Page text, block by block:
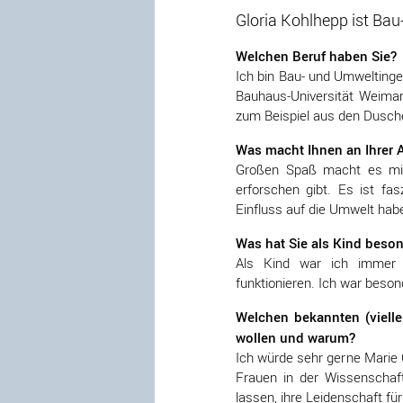
Gloria Kohlhepp ist
Welchen Beruf haben Sie?
Ich bin Bau- und
Bauhaus-Universität
zum Beispiel aus den
Was macht Ihnen an Ihrer
Großen Spaß macht es
erforschen gibt. Es ist
Einfluss auf die Umwelt
Was hat Sie als Kind
Als Kind war ich immer
funktionieren. Ich war
Welchen bekannten
wollen und warum?
Ich würde sehr gerne
Frauen in der
lassen, ihre Leidenschaft